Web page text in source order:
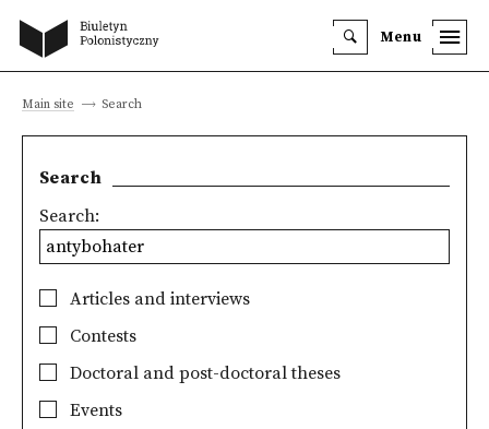
Menu
Main site Search
Search
Search:
Articles and interviews
Contests
Doctoral and post-doctoral theses
Events